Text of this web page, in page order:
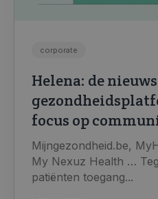
corporate
Helena: de
focus op
Mijngezondheid.be,
My Nexuz Health …
patiënten toegang...